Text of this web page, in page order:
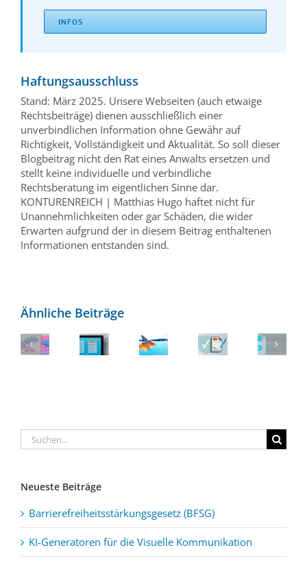
INFOS
Haftungsausschluss
Stand: März 2025. Unsere Webseiten (auch etwaige
Rechtsbeiträge) dienen ausschließlich einer
unverbindlichen Information ohne Gewähr auf
Richtigkeit, Vollständigkeit und Aktualität. So soll dieser
Blogbeitrag nicht den Rat eines Anwalts ersetzen und
stellt keine individuelle und verbindliche
Rechtsberatung im eigentlichen Sinne dar.
KONTURENREICH | Matthias Hugo haftet nicht für
Unannehmlichkeiten oder gar Schäden, die wider
Erwarten aufgrund der in diesem Beitrag enthaltenen
Informationen entstanden sind.
Ähnliche Beiträge
Techniken
Suche
nach:
Neueste Beiträge
Barrierefreiheitsstärkungsgesetz (BFSG)
KI-Generatoren für die Visuelle Kommunikation